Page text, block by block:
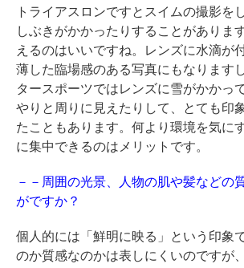
トライアスロンですとスイムの撮影を
しぶきがかかったりすることがありま
えるのはいいですね。レンズに水滴が
薄した臨場感のある写真にもなります
タースポーツではレンズに雪がかかっ
やりと周りに見えたりして、とても印
たこともあります。何より環境を気に
に集中できるのはメリットです。
－－周囲の光景、人物の肌や髪などの
がですか？
個人的には「鮮明に映る」という印象
のか質感なのかは表しにくいのですが